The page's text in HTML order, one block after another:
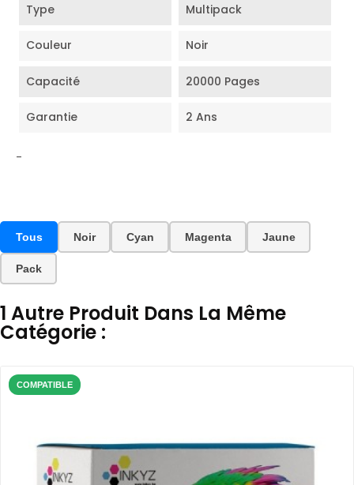
Type Multipack
Couleur Noir
Capacité 20000 Pages
Garantie 2 Ans
-
Tous Noir Cyan Magenta Jaune
Pack
1 Autre Produit Dans La Même
Catégorie :
COMPATIBLE